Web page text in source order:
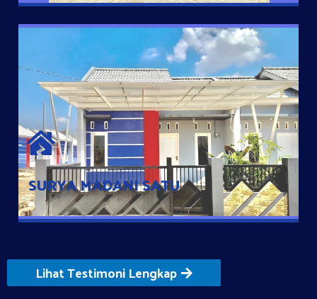
SURYA MADANI SATU
SURYA MADANI SATU
Satu-satunya Hunian nyaman dengan harga subsidi hanya 100
jutaan dengan lokasi strategis di Tuban
Lihat Testimoni Lengkap